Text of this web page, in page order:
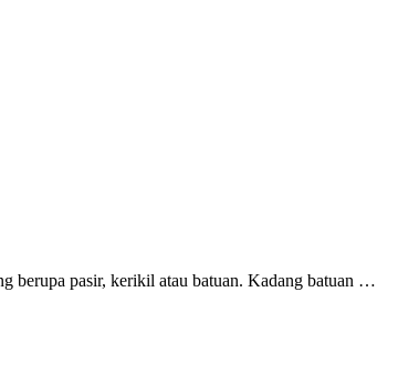
berupa pasir, kerikil atau batuan. Kadang batuan …